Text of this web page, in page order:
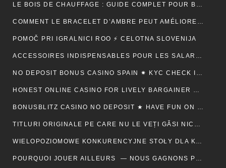
LE BOIS DE CHAUFFAGE : GUIDE COMPLET POUR BIEN CHOISIR SON COMBUSTIBLE
COMMENT LE BRACELET D’AMBRE PEUT AMÉLIORER VOTRE QUOTIDIEN
POMOČ PRI IGRALNICI ROO ⚡ CELOTNA SLOVENIJA
ACCESSOIRES INDISPENSABLES POUR LES SALARIÉS EN DÉPLACEMENT PROFESSIONNEL
NO DEPOSIT BONUS CASINO SPAIN ✷ KYC CHECK IN CANADA 🍀
HONEST ONLINE CASINO FOR LIVELY BARGAINER BACK ⚡️ CA ♦️
BONUSBLITZ CASINO NO DEPOSIT ★ HAVE FUN ON MULTIPLE PLATFORMS AUTOMATICALLY CANADIAN FEDERATION 💸
TITLURI ORIGINALE PE CARE NU LE VEȚI GĂSI NICĂIERI ALTUNDEVA. ♬ CONSTANȚA 🔮
WIELOPOZIOMOWE KONKURENCYJNE STOŁY DLA KAŻDEGO POZIOMU UMIEJĘTNOŚCI · RZECZPOSPOLITA POLSKA 💵
POURQUOI JOUER AILLEURS — NOUS GAGNONS PLUS ! — RÉPUBLIQUE FRANÇAISE 💵